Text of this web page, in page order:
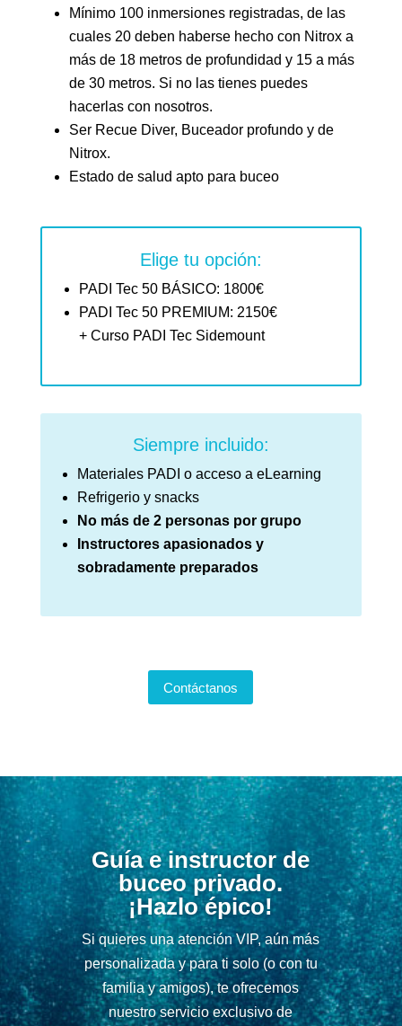
Mínimo 100 inmersiones registradas, de las
cuales 20 deben haberse hecho con Nitrox a
más de 18 metros de profundidad y 15 a más
de 30 metros. Si no las tienes puedes
hacerlas con nosotros.
Ser Recue Diver, Buceador profundo y de
Nitrox.
Estado de salud apto para buceo
Elige tu opción:
PADI Tec 50 BÁSICO: 1800€
PADI Tec 50 PREMIUM: 2150€
+ Curso PADI Tec Sidemount
Siempre incluido:
Materiales PADI o acceso a eLearning
Refrigerio y snacks
No más de 2 personas por grupo
Instructores apasionados y
sobradamente preparados
Contáctanos
Guía e instructor de
buceo privado.
¡Hazlo épico!
Si quieres una atención VIP, aún más
personalizada y para ti solo (o con tu
familia y amigos), te ofrecemos
nuestro servicio exclusivo de